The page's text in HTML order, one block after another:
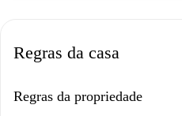
Regras da casa
Regras da propriedade